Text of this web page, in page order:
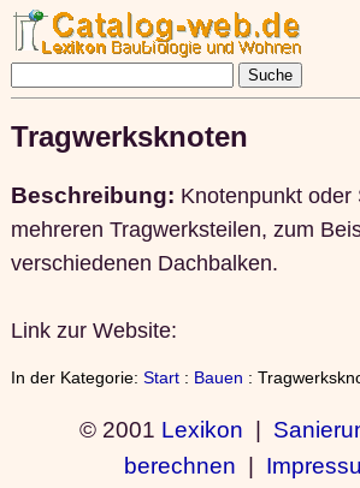
Tragwerksknoten
Beschreibung: Knotenpunkt oder
mehreren Tragwerksteilen, zum
verschiedenen Dachbalken.
Link zur Website:
In der Kategorie: Start: Bauen :
© 2001 Lexikon |
berechnen |